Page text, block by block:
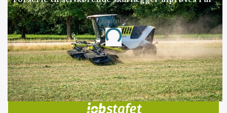
Annonce
Loading...
Jobs
i samarbejde med